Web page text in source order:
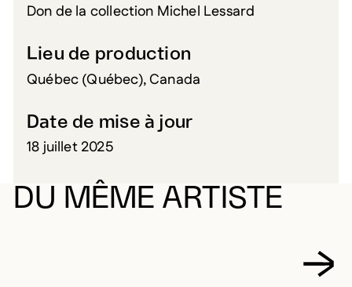
Don de la collection Michel Lessard
Lieu de production
Québec (Québec), Canada
Date de mise à jour
18 juillet 2025
DU MÊME ARTISTE